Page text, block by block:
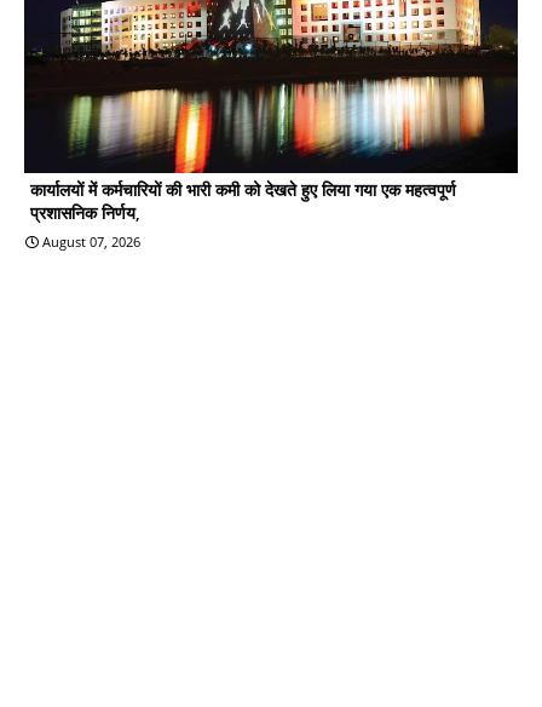
कार्यालयों में कर्मचारियों की भारी कमी को देखते हुए लिया गया एक महत्वपूर्ण
प्रशासनिक निर्णय,
August 07, 2026